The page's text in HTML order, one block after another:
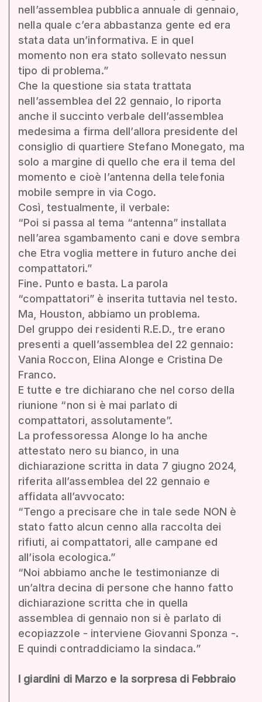
nell’assemblea pubblica annuale di gennaio,
nella quale c’era abbastanza gente ed era
stata data un’informativa. E in quel
momento non era stato sollevato nessun
tipo di problema.”
Che la questione sia stata trattata
nell’assemblea del 22 gennaio, lo riporta
anche il succinto verbale dell’assemblea
medesima a firma dell’allora presidente del
consiglio di quartiere Stefano Monegato, ma
solo a margine di quello che era il tema del
momento e cioè l’antenna della telefonia
mobile sempre in via Cogo.
Così, testualmente, il verbale:
“Poi si passa al tema “antenna” installata
nell’area sgambamento cani e dove sembra
che Etra voglia mettere in futuro anche dei
compattatori.”
Fine. Punto e basta. La parola
“compattatori” è inserita tuttavia nel testo.
Ma, Houston, abbiamo un problema.
Del gruppo dei residenti R.E.D., tre erano
presenti a quell’assemblea del 22 gennaio:
Vania Roccon, Elina Alonge e Cristina De
Franco.
E tutte e tre dichiarano che nel corso della
riunione “non si è mai parlato di
compattatori, assolutamente”.
La professoressa Alonge lo ha anche
attestato nero su bianco, in una
dichiarazione scritta in data 7 giugno 2024,
riferita all’assemblea del 22 gennaio e
affidata all’avvocato:
“Tengo a precisare che in tale sede NON è
stato fatto alcun cenno alla raccolta dei
rifiuti, ai compattatori, alle campane ed
all’isola ecologica.”
“Noi abbiamo anche le testimonianze di
un’altra decina di persone che hanno fatto
dichiarazione scritta che in quella
assemblea di gennaio non si è parlato di
ecopiazzole - interviene Giovanni Sponza -.
E quindi contraddiciamo la sindaca.”
I giardini di Marzo e la sorpresa di Febbraio